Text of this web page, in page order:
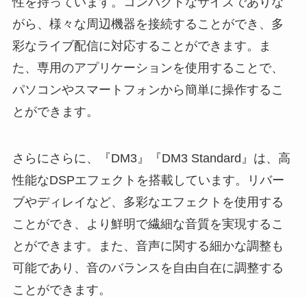
がら、様々な周辺機器を接続することができ、多
彩なライブ配信に対応することができます。ま
た、専用のアプリケーションを使用することで、
パソコンやスマートフォンから簡単に操作するこ
とができます。
さらにさらに、『DM3』『DM3 Standard』は、高
性能なDSPエフェクトを搭載しています。リバー
ブやディレイなど、多彩なエフェクトを使用する
ことができ、より鮮明で繊細な音質を実現するこ
とができます。また、音声に関する細かな調整も
可能であり、音のバランスを自由自在に調整する
ことができます。